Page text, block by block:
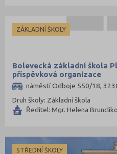
ZÁKLADNÍ ŠKOLY
Bolevecká základní škola
příspěvková organizace
náměstí Odboje 550/18,
Druh školy: Základní škola
Ředitel: Mgr. Helena
STŘEDNÍ ŠKOLY